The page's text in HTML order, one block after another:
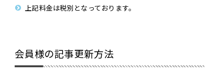
上記料金は税別となっております。
会員様の記事更新方法